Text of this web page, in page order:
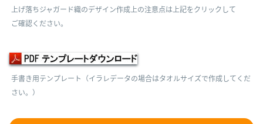
上げ落ちジャガード織のデザイン作成上の注意点は上記をクリックして
ご確認ください。
手書き用テンプレート（イラレデータの場合はタオルサイズで作成してくだ
さい。）